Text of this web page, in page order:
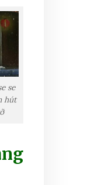
se
hút